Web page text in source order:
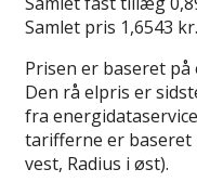
Samlet pris 1,6543
Prisen er baseret
Den rå elpris er
fra
tarifferne er baseret
vest, Radius i øst).